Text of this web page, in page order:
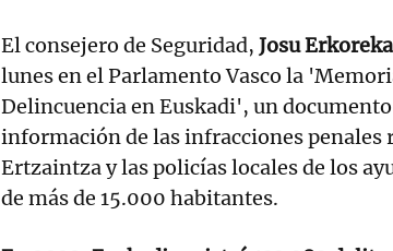
El consejero de Seguridad, Josu Erkoreka
lunes en el Parlamento Vasco la
Delincuencia en Euskadi', un
información de las infracciones penales
Ertzaintza y las policías locales de los
de más de 15.000 habitantes.